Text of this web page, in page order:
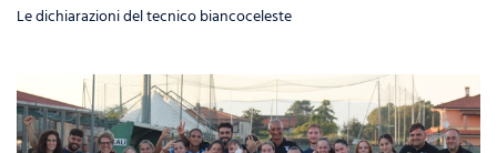
Le dichiarazioni del tecnico biancoceleste